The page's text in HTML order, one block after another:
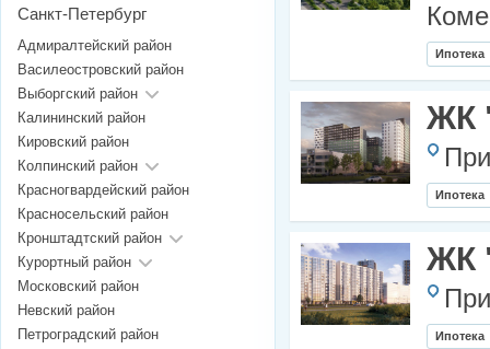
Ипотека
ЖК
Ипотека
ЖК
Ипотека
Санкт-Петербург
Адмиралтейский район
Василеостровский район
Выборгский район
Калининский район
Кировский район
Колпинский район
Красногвардейский район
Красносельский район
Кронштадтский район
Курортный район
Московский район
Невский район
Петроградский район